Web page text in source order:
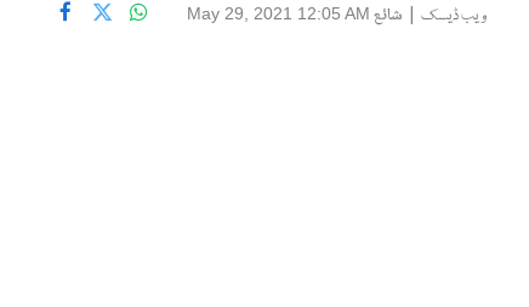
ویب ڈیسک | شائع May 29, 2021 12:05 AM